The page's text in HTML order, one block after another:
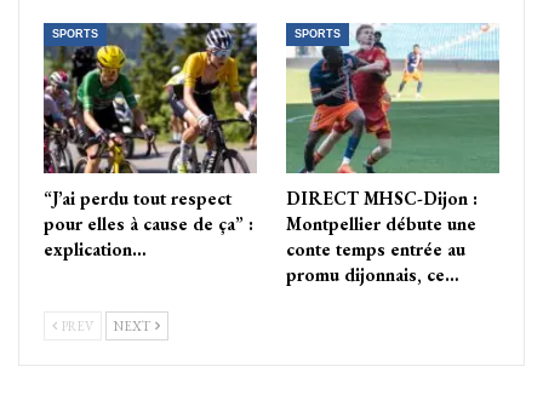
SPORTS
“J’ai perdu tout respect
pour elles à cause de ça” :
explication…
SPORTS
DIRECT MHSC-Dijon :
Montpellier débute une
conte temps entrée au
promu dijonnais, ce…
PREV NEXT